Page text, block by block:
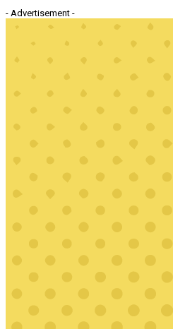
- Advertisement -